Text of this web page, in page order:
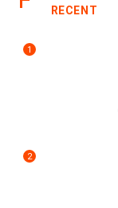
RECENT
1
2